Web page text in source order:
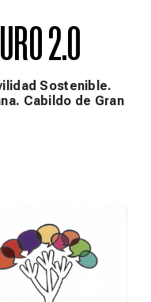
2.0
Sostenible.
Cabildo de Gran